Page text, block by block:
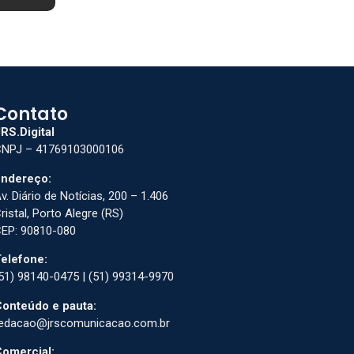
– 41769103000106
Diário de Notícias, 200 – 1.406
Porto Alegre (RS)
90810-080
98140-0475 | (51) 99314-9970
e pauta: